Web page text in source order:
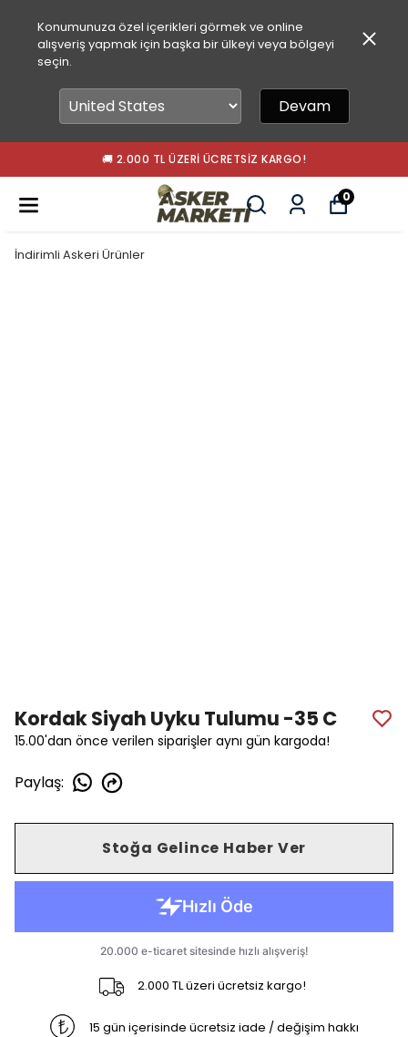
Konumunuza özel içerikleri görmek ve online
alışveriş yapmak için başka bir ülkeyi veya bölgeyi
seçin.
Devam
🚚 2.000 TL ÜZERI ÜCRETSIZ KARGO!
0
İndirimli Askeri Ürünler
Kordak Siyah Uyku Tulumu -35 C
15.00'dan önce verilen siparişler aynı gün kargoda!
Paylaş:
Stoğa Gelince Haber Ver
2.000 TL üzeri ücretsiz kargo!
15 gün içerisinde ücretsiz iade / değişim hakkı